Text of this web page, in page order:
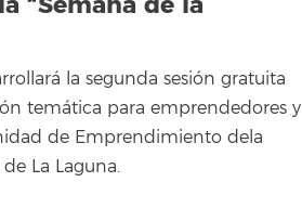
la segunda sesión gratuita
temática para emprendedores y
de Emprendimiento dela
La Laguna.